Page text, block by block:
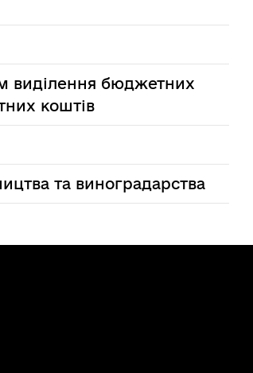
виділення бюджетних
коштів
та виноградарства